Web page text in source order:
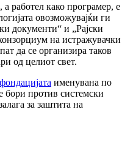
а работел како програмер, е
овозможувајќи ги
документи“ и „Рајски
на истражувачки
да се организира таков
од целиот свет.
фондацијата именувана по
бори против системски
за заштита на